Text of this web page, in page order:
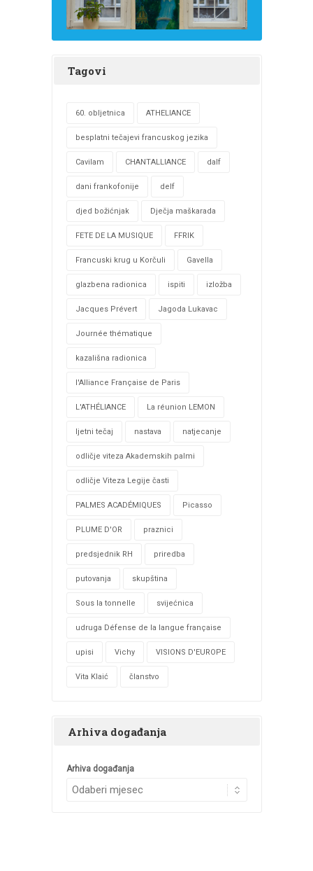
Tagovi
60. obljetnica ATHELIANCE
besplatni tečajevi francuskog jezika
Cavilam CHANTALLIANCE dalf
dani frankofonije delf
djed božićnjak Dječja maškarada
FETE DE LA MUSIQUE FFRIK
Francuski krug u Korčuli Gavella
glazbena radionica ispiti izložba
Jacques Prévert Jagoda Lukavac
Journée thématique
kazališna radionica
l'Alliance Française de Paris
L'ATHÉLIANCE La réunion LEMON
ljetni tečaj nastava natjecanje
odličje viteza Akademskih palmi
odličje Viteza Legije časti
PALMES ACADÉMIQUES Picasso
PLUME D'OR praznici
predsjednik RH priredba
putovanja skupština
Sous la tonnelle svijećnica
udruga Défense de la langue française
upisi Vichy VISIONS D'EUROPE
Vita Klaić članstvo
Arhiva događanja
Arhiva događanja